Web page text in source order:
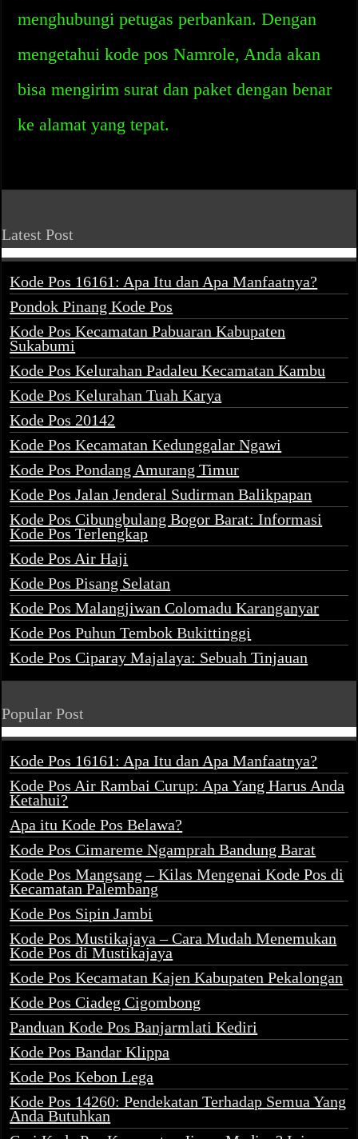
menghubungi petugas perbankan. Dengan
mengetahui kode pos Namrole, Anda akan
bisa mengirim surat dan paket dengan benar
ke alamat yang tepat.
Latest Post
Kode Pos 16161: Apa Itu dan Apa Manfaatnya?
Pondok Pinang Kode Pos
Kode Pos Kecamatan Pabuaran Kabupaten
Sukabumi
Kode Pos Kelurahan Padaleu Kecamatan Kambu
Kode Pos Kelurahan Tuah Karya
Kode Pos 20142
Kode Pos Kecamatan Kedunggalar Ngawi
Kode Pos Pondang Amurang Timur
Kode Pos Jalan Jenderal Sudirman Balikpapan
Kode Pos Cibungbulang Bogor Barat: Informasi
Kode Pos Terlengkap
Kode Pos Air Haji
Kode Pos Pisang Selatan
Kode Pos Malangjiwan Colomadu Karanganyar
Kode Pos Puhun Tembok Bukittinggi
Kode Pos Ciparay Majalaya: Sebuah Tinjauan
Popular Post
Kode Pos 16161: Apa Itu dan Apa Manfaatnya?
Kode Pos Air Rambai Curup: Apa Yang Harus Anda
Ketahui?
Apa itu Kode Pos Belawa?
Kode Pos Cimareme Ngamprah Bandung Barat
Kode Pos Mangsang – Kilas Mengenai Kode Pos di
Kecamatan Palembang
Kode Pos Sipin Jambi
Kode Pos Mustikajaya – Cara Mudah Menemukan
Kode Pos di Mustikajaya
Kode Pos Kecamatan Kajen Kabupaten Pekalongan
Kode Pos Ciadeg Cigombong
Panduan Kode Pos Banjarmlati Kediri
Kode Pos Bandar Klippa
Kode Pos Kebon Lega
Kode Pos 14260: Pendekatan Terhadap Semua Yang
Anda Butuhkan